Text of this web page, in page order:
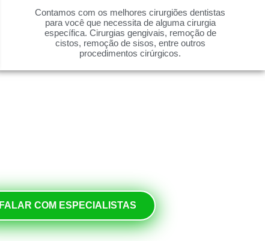
Contamos com os melhores cirurgiões dentistas
para você que necessita de alguma cirurgia
específica. Cirurgias gengivais, remoção de
cistos, remoção de sisos, entre outros
procedimentos cirúrgicos.
FALAR COM ESPECIALISTAS